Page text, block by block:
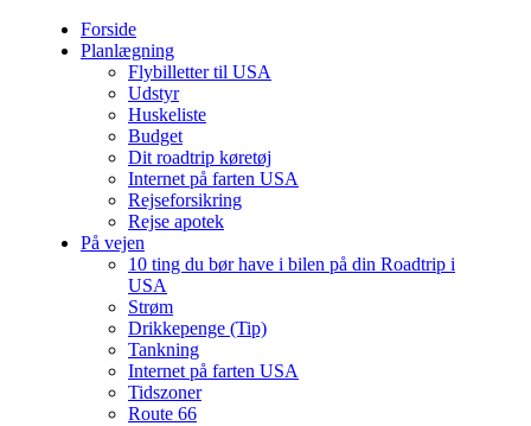
Forside
Planlægning
Flybilletter til USA
Udstyr
Huskeliste
Budget
Dit roadtrip køretøj
Internet på farten USA
Rejseforsikring
Rejse apotek
På vejen
10 ting du bør have i bilen på din Roadtrip i
USA
Strøm
Drikkepenge (Tip)
Tankning
Internet på farten USA
Tidszoner
Route 66